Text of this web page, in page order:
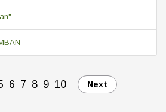
6 7 8 9 10 Next